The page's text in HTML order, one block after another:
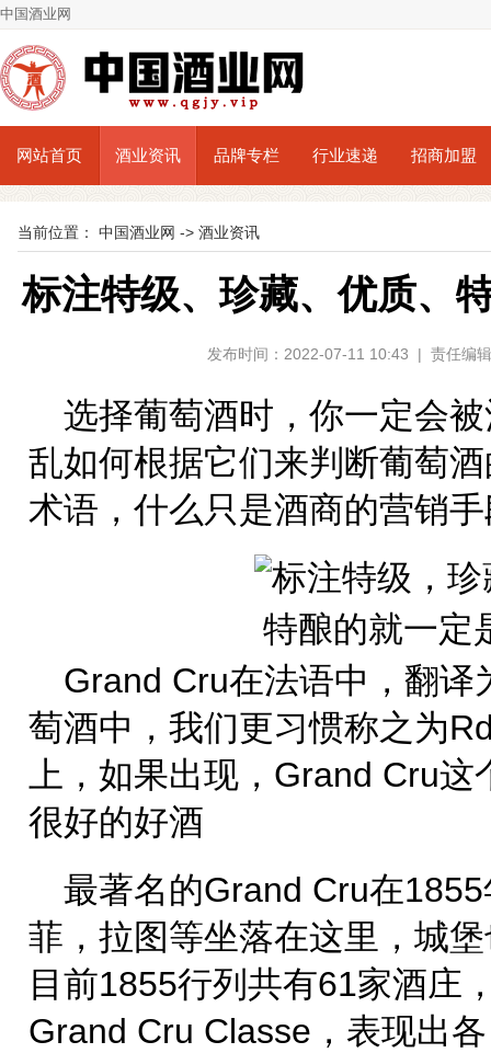
中国酒业网
网站首页 酒业资讯 品牌专栏 行业速递 招商加盟
当前位置： 中国酒业网 -> 酒业资讯
标注特级、珍藏、优质、
发布时间：2022-07-11 10:43 | 责任
选择葡萄酒时，你一定会
乱如何根据它们来判断葡萄
术语，什么只是酒商的营销
Grand Cru在法语中，翻译
萄酒中，我们更习惯称之为
上，如果出现，Grand Cru
很好的好酒
最著名的Grand Cru在
菲，拉图等坐落在这里，城
目前1855行列共有61家酒庄
Grand Cru Classe，表现出